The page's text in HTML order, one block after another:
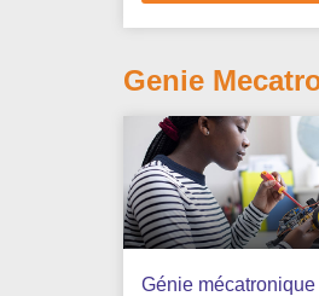
Genie
Génie